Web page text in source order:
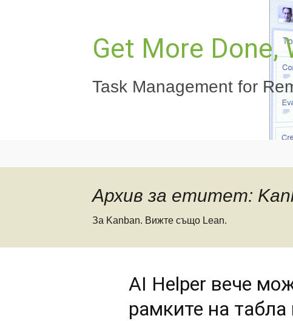
Get More Done,
Task Management for
Архив за етитет:
За Kanban. Вижте също Lean.
AI Helper вече
рамките на